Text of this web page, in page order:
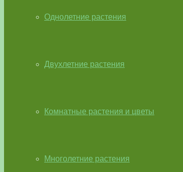
Однолетние растения
Двухлетние растения
Комнатные растения и цветы
Многолетние растения